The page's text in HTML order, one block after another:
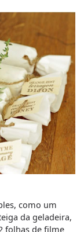
como um
da geladeira,
folhas de filme